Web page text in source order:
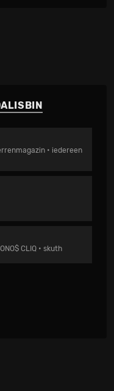
• iedereen
CLIQ • skuth